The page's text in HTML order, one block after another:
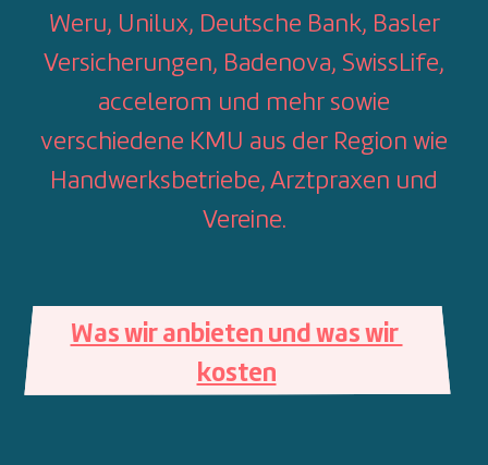
Weru, Unilux, Deutsche Bank, Basler
Versicherungen, Badenova, SwissLife,
accelerom und mehr sowie
verschiedene KMU aus der Region wie
Handwerksbetriebe, Arztpraxen und
Vereine.
Was wir anbieten und was wir
kosten